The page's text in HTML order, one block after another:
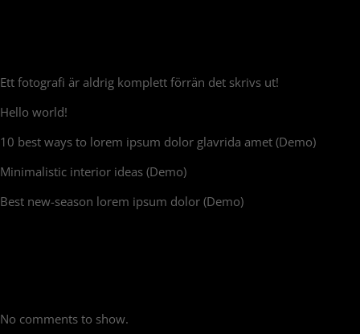
Ett fotografi är aldrig komplett förrän det skrivs ut!
Hello world!
10 best ways to lorem ipsum dolor glavrida amet (Demo)
Minimalistic interior ideas (Demo)
Best new-season lorem ipsum dolor (Demo)
No comments to show.